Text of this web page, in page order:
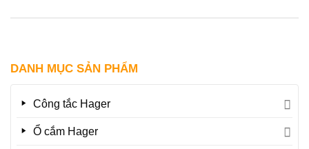
DANH MỤC SẢN PHẨM
Công tắc Hager
Ổ cắm Hager